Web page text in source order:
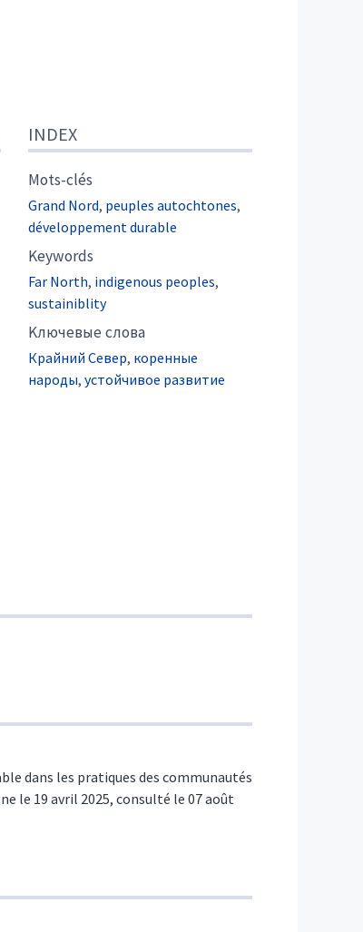
INDEX
Mots-clés
Grand Nord, peuples autochtones,
développement durable
Keywords
Far North, indigenous peoples,
sustainiblity
Kлючевые слова
Крайний Север, коренные
народы,устойчивое развитие
dans les pratiques des communautés
le 19 avril 2025, consulté le 07 août